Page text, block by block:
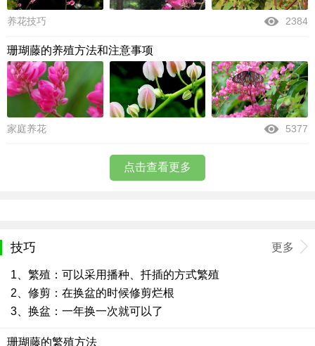
养花技巧 2384
珊瑚藤的养殖方法和注意事项
家庭养花 5377
点击查看更多
技巧 更多
1、繁殖：可以采用播种、扦插的方式繁殖
2、修剪：在换盆的时候修剪烂根
3、换盆：一年换一次就可以了
珊瑚藤的繁殖方法